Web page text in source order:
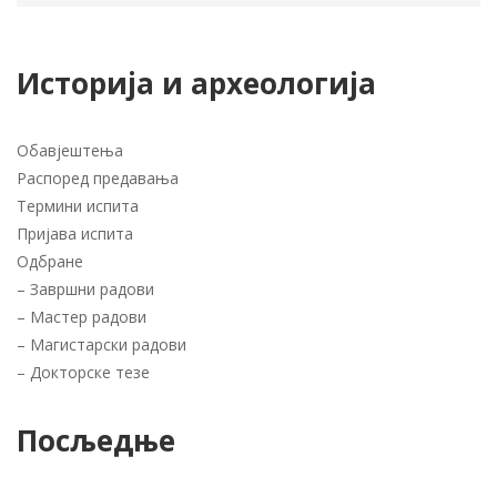
Историја и археологија
Обавјештења
Распоред предавања
Термини испита
Пријава испита
Одбране
– Завршни радови
– Мастер радови
– Магистарски радови
– Докторске тезе
Посљедње